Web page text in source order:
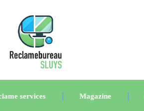
services Magazine